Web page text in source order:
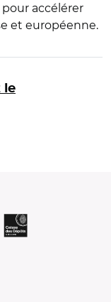
accélérer
et européenne.
le